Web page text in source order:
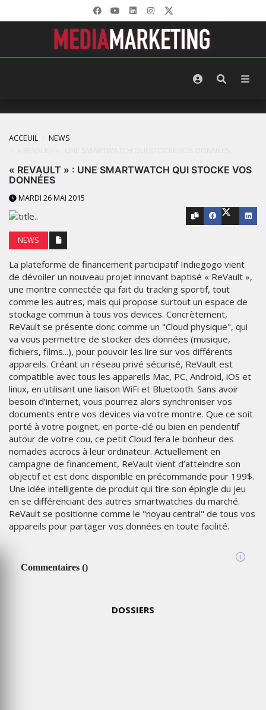
ACCEUIL
NEWS
« REVAULT » : UNE SMARTWATCH QUI STOCKE VOS
DONNÉES
MARDI 26 MAI 2015
NEWS
La plateforme de financement participatif Indiegogo vient
de dévoiler un nouveau projet innovant baptisé « ReVault »,
une montre connectée qui fait du tracking sportif, tout
comme les autres, mais qui propose surtout un espace de
stockage commun à tous vos devices. Concrètement,
ReVault se présente donc comme un "Cloud physique", qui
va vous permettre de stocker des données (musique,
fichiers, films...), pour pouvoir les lire sur vos différents
appareils. Créant un réseau privé sécurisé, ReVault est
compatible avec tous les appareils Mac, PC, Android, iOS et
linux, en utilisant une liaison WiFi et Bluetooth. Sans avoir
besoin d’internet, vous pourrez alors synchroniser vos
documents entre vos devices via votre montre. Que ce soit
porté à votre poignet, en porte-clé ou bien en pendentif
autour de votre cou, ce petit Cloud fera le bonheur des
nomades accrocs à leur ordinateur. Actuellement en
campagne de financement, ReVault vient d’atteindre son
objectif et est donc disponible en précommande pour 199$.
Une idée intelligente de produit qui tire son épingle du jeu
en se différenciant des autres smartwatches du marché.
ReVault se positionne comme le "noyau central" de tous vos
appareils pour partager vos données en toute facilité.
Commentaires ()
DOSSIERS
GITEX
AFRICA
MOROCCO